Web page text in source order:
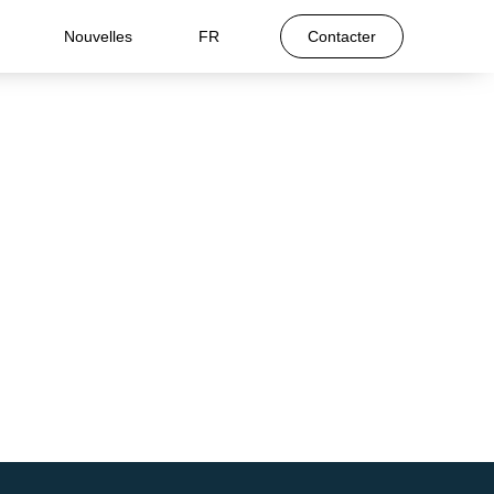
Nouvelles FR Contacter